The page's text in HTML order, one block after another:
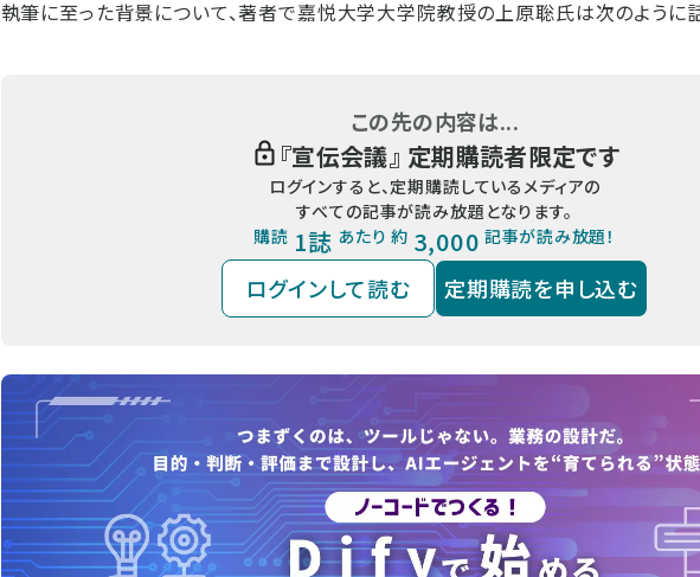
執筆に至った背景について、著者で嘉悦大学大学院教授の上原聡氏は次のように
この先の内容は...
『宣伝会議』 定期購読者限定です
ログインすると、定期購読しているメディアの
すべての記事が読み放題となります。
購読 1誌 あたり 約 3,000 記事が読み放題！
ログインして読む 定期購読を申し込む